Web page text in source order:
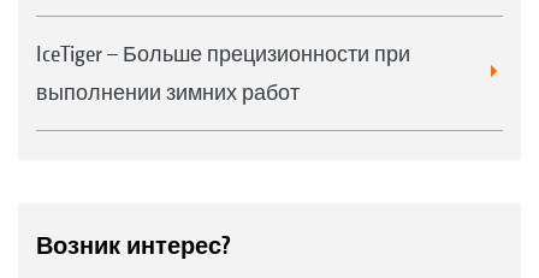
IceTiger – Больше прецизионности при
выполнении зимних работ
Возник интерес?